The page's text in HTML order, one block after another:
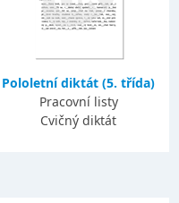
Pololetní diktát (5. třída)
Pracovní listy
Cvičný diktát